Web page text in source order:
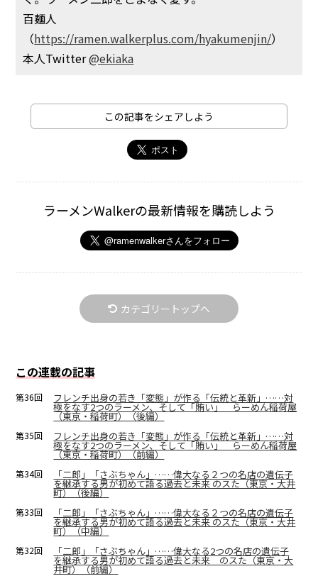
百麺人
（https://ramen.walkerplus.com/hyakumenjin/）
本人Twitter@ekiaka
この記事をシェアしよう
ラーメンWalkerの最新情報を購読しよう
カテゴリートップへ
この連載の記事
第36回 フレンチ出身の若き「変態」が作る「伝統と革新」……対
極をなす2つのラーメン、そして「賄い」 らーめん稲荷屋
（東京・稲荷町）（後編）
第35回 フレンチ出身の若き「変態」が作る「伝統と革新」……対
極をなす2つのラーメン、そして「賄い」 らーめん稲荷屋
（東京・稲荷町）（前編）
第34回 「二郎」「さぶちゃん」……偉大なる２つの名店の遺伝子
を継承する男が初めて語る過去と未来 のスた（東京・大井
町）（後編）
第33回 「二郎」「さぶちゃん」……偉大なる２つの名店の遺伝子
を継承する男が初めて語る過去と未来 のスた（東京・大井
町）（中編）
第32回 「二郎」「さぶちゃん」……偉大なる2つの名店の遺伝子
を継承する男が初めて語る過去と未来 のスた（東京・大
井町）（前編）